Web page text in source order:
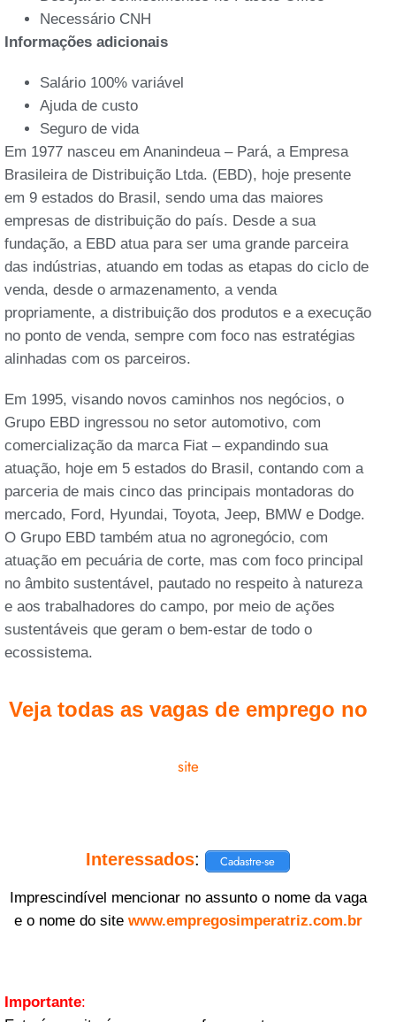
Necessário CNH
Informações adicionais
Salário 100% variável
Ajuda de custo
Seguro de vida
Em 1977 nasceu em Ananindeua – Pará, a Empresa
Brasileira de Distribuição Ltda. (EBD), hoje presente
em 9 estados do Brasil, sendo uma das maiores
empresas de distribuição do país. Desde a sua
fundação, a EBD atua para ser uma grande parceira
das indústrias, atuando em todas as etapas do ciclo de
venda, desde o armazenamento, a venda
propriamente, a distribuição dos produtos e a execução
no ponto de venda, sempre com foco nas estratégias
alinhadas com os parceiros.
Em 1995, visando novos caminhos nos negócios, o
Grupo EBD ingressou no setor automotivo, com
comercialização da marca Fiat – expandindo sua
atuação, hoje em 5 estados do Brasil, contando com a
parceria de mais cinco das principais montadoras do
mercado, Ford, Hyundai, Toyota, Jeep, BMW e Dodge.
O Grupo EBD também atua no agronegócio, com
atuação em pecuária de corte, mas com foco principal
no âmbito sustentável, pautado no respeito à natureza
e aos trabalhadores do campo, por meio de ações
sustentáveis que geram o bem-estar de todo o
ecossistema.
Veja todas as vagas de emprego no
site
Interessados: Cadastre-se
Imprescindível mencionar no assunto o nome da vaga
e o nome do site www.empregosimperatriz.com.br
Importante: